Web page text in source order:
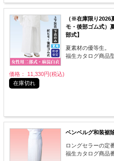
（※在庫限り2026
モ・後部ゴム式）
部式】
夏素材の優等生。
福生カタログ商品
価格： 11,330円(税込)
在庫切れ
ベンベルグ和装裾
ロングセラーの定
福生カタログ商品